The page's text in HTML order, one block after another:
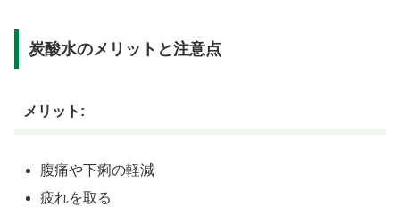
炭酸水のメリットと注意点
メリット:
腹痛や下痢の軽減
疲れを取る